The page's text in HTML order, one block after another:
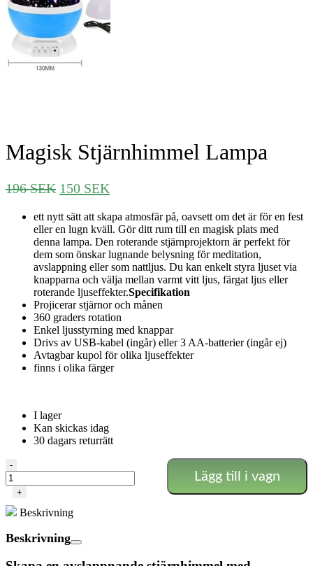
Magisk Stjärnhimmel Lampa
196SEK Det
priset
var:
196 SEK.
150 SEK
priset
är:
150 SEK.
ett nytt sätt att skapa atmosfär på, oavsett om det är för en fest
eller en lugn kväll. Gör ditt rum till en magisk plats med
denna lampa. Den roterande stjärnprojektorn är perfekt för
dem som önskar lugnande belysning för meditation,
avslappning eller som nattljus. Du kan enkelt styra ljuset via
knapparna och välja mellan varmt vitt ljus, färgat ljus eller
roterande ljuseffekter.Specifikation
Projicerar stjärnor och månen
360 graders rotation
Enkel ljusstyrning med knappar
Drivs av USB-kabel (ingår) eller 3 AA-batterier (ingår ej)
Avtagbar kupol för olika ljuseffekter
finns i olika färger
I lager
Kan skickas idag
30 dagars returrätt
Magisk
Stjärnhimmel
Lampa
-
+
Lägg till i vagn
Beskrivning
Beskrivning